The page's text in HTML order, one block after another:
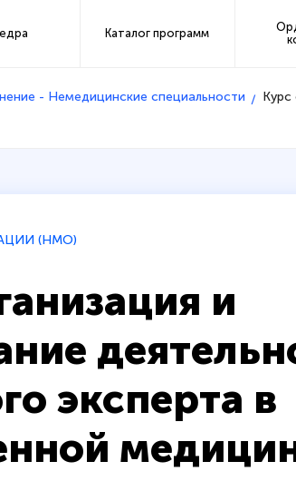
Каталог программ
- Немедицинские специальности
Курс
(НМО)
и
эксперта в